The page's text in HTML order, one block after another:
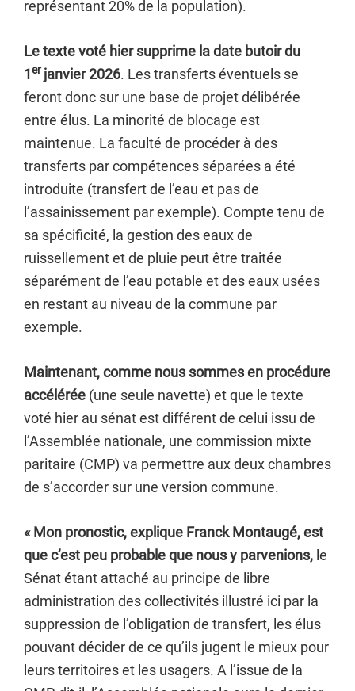
représentant 20% de la population).
Le texte voté hier supprime la date butoir du
1er janvier 2026. Les transferts éventuels se
feront donc sur une base de projet délibérée
entre élus. La minorité de blocage est
maintenue. La faculté de procéder à des
transferts par compétences séparées a été
introduite (transfert de l’eau et pas de
l’assainissement par exemple). Compte tenu de
sa spécificité, la gestion des eaux de
ruissellement et de pluie peut être traitée
séparément de l’eau potable et des eaux usées
en restant au niveau de la commune par
exemple.
Maintenant, comme nous sommes en procédure
accélérée (une seule navette) et que le texte
voté hier au sénat est différent de celui issu de
l’Assemblée nationale, une commission mixte
paritaire (CMP) va permettre aux deux chambres
de s’accorder sur une version commune.
« Mon pronostic, explique Franck Montaugé, est
que c’est peu probable que nous y parvenions, le
Sénat étant attaché au principe de libre
administration des collectivités illustré ici par la
suppression de l’obligation de transfert, les élus
pouvant décider de ce qu’ils jugent le mieux pour
leurs territoires et les usagers. A l’issue de la